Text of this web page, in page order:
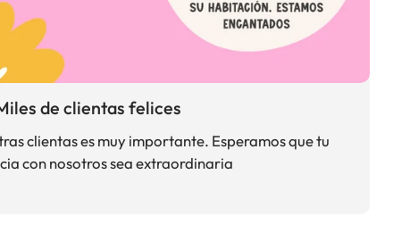
de clientas felices
clientas es muy importante. Esperamos que tu
con nosotros sea extraordinaria